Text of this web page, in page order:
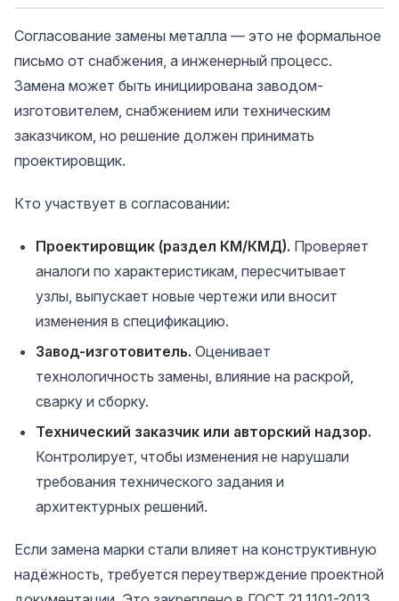
Согласование замены металла — это не формальное
письмо от снабжения, а инженерный процесс.
Замена может быть инициирована заводом-
изготовителем, снабжением или техническим
заказчиком, но решение должен принимать
проектировщик.
Кто участвует в согласовании:
Проектировщик (раздел КМ/КМД). Проверяет
аналоги по характеристикам, пересчитывает
узлы, выпускает новые чертежи или вносит
изменения в спецификацию.
Завод-изготовитель. Оценивает
технологичность замены, влияние на раскрой,
сварку и сборку.
Технический заказчик или авторский надзор.
Контролирует, чтобы изменения не нарушали
требования технического задания и
архитектурных решений.
Если замена марки стали влияет на конструктивную
надёжность, требуется переутверждение проектной